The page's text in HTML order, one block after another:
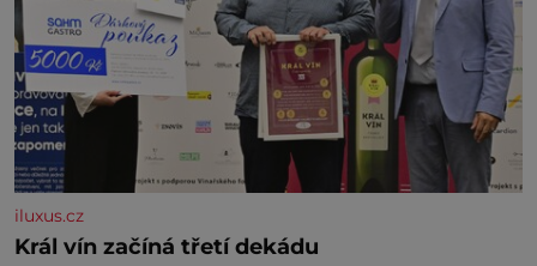
iluxus.cz
Král vín začíná třetí dekádu